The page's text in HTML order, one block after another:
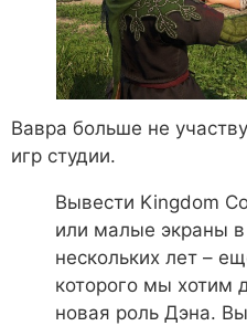
Вавра больше не
игр студии.
Вывести Kingdom
или малые экраны в
нескольких лет –
которого мы хотим
новая роль Дэна.